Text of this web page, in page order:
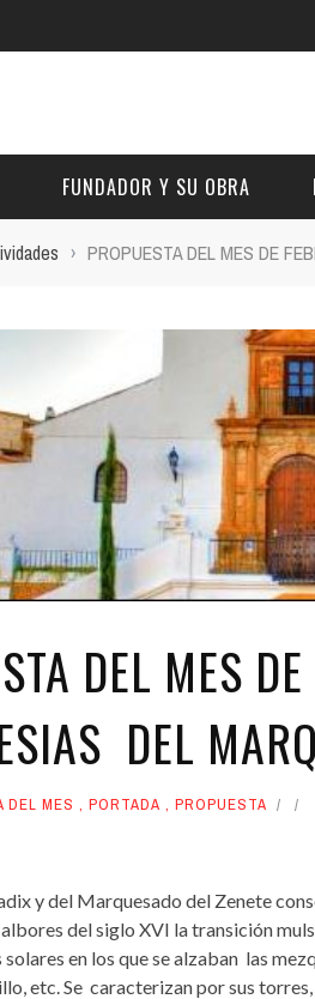
Y COMPOSICIÓN ACTUAL
FUNDADOR Y SU OBRA
› PROPUESTA DEL MES DE
DEL MES
DEL
DEL MES , PORTADA , PROPUESTA
y del Marquesado del Zenete
del siglo XVI la transición
solares en los que se alzaban las
etc. Se caracterizan por sus